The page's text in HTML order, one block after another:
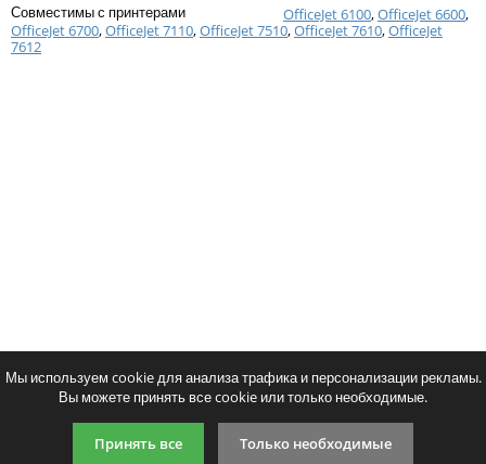
Совместимы с принтерами
OfficeJet 6100,OfficeJet 6600,
OfficeJet 6700,OfficeJet 7110,OfficeJet 7510,OfficeJet 7610,OfficeJet
7612
Введите код, указанный на картинке:
Мы используем cookie для анализа трафика и персонализации рекламы.
Вы можете принять все cookie или только необходимые.
Принять все Только необходимые